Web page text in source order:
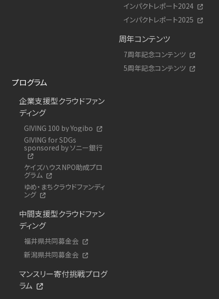
インパクトレポート2024
インパクトレポート2025
周年コンテンツ
7周年記念コンテンツ
5周年記念コンテンツ
プログラム
企業支援型クラウドファン
ディング
GIVING 100 by Yogibo
GIVING for SDGs
sponsored by ソニー銀行
ケイズハウスNPO助成プロ
グラム
ゆめ・まちクラウドファンディ
ング
中間支援型クラウドファン
ディング
福井県共同募金会
新潟県共同募金会
マンスリー寄付挑戦プログ
ラム